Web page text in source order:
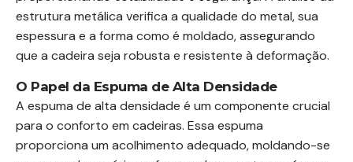
estrutura metálica verifica a qualidade do metal, sua
espessura e a forma como é moldado, assegurando
que a cadeira seja robusta e resistente à deformação.
O Papel da Espuma de Alta Densidade
A espuma de alta densidade é um componente crucial
para o conforto em cadeiras. Essa espuma
proporciona um acolhimento adequado, moldando-se